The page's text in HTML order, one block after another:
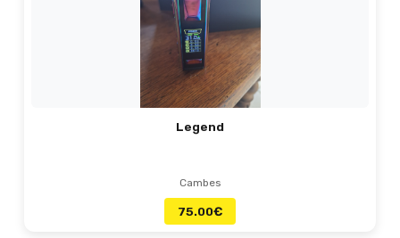
Legend
Cambes
75.00€